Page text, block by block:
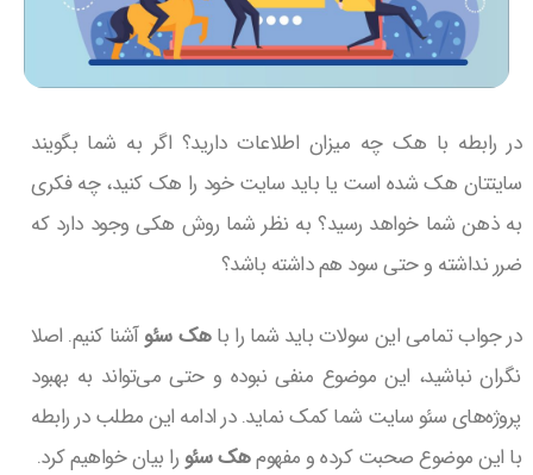
در رابطه با هک چه میزان اطلاعات دارید؟ اگر به شما بگویند
سایتتان هک شده است یا باید سایت خود را هک کنید، چه فکری
به ذهن شما خواهد رسید؟ به نظر شما روش هکی وجود دارد که
ضرر نداشته و حتی سود هم داشته باشد؟
در جواب تمامی این سولات باید شما را باهک سئوآشنا کنیم. اصلا
نگران نباشید، این موضوع منفی نبوده و حتی می‌تواند به بهبود
پروژه‌های سئو سایت شما کمک نماید. در ادامه این مطلب در رابطه
با این موضوع صحبت کرده و مفهومهک سئو را بیان خواهیم کرد.